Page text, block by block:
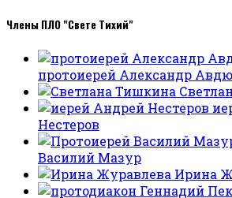
Члены ПЛО "Свете Тихий"
протоиерей Александр
Нестеров
Василий Мазур
Ирина